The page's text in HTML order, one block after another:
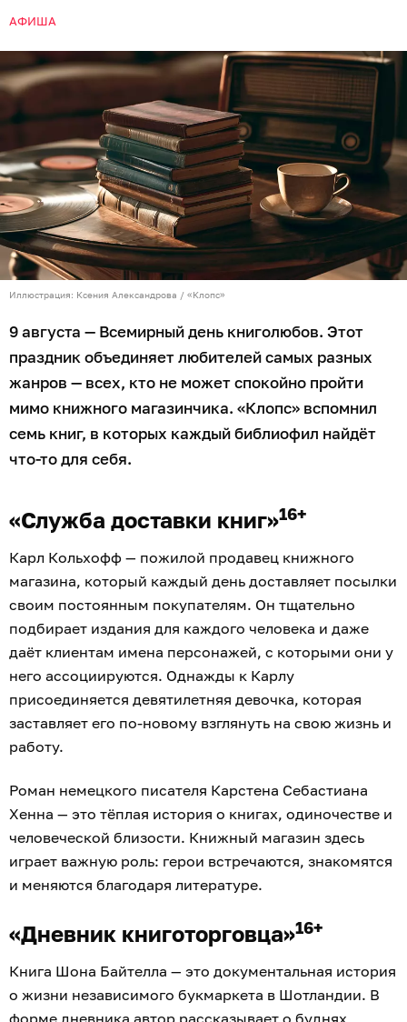
АФИША
Иллюстрация: Ксения Александрова / «Клопс»
9 августа — Всемирный день книголюбов. Этот
праздник объединяет любителей самых разных
жанров — всех, кто не может спокойно пройти
мимо книжного магазинчика. «Клопс» вспомнил
семь книг, в которых каждый библиофил найдёт
что-то для себя.
«Служба доставки книг»16+
Карл Кольхофф — пожилой продавец книжного
магазина, который каждый день доставляет посылки
своим постоянным покупателям. Он тщательно
подбирает издания для каждого человека и даже
даёт клиентам имена персонажей, с которыми они у
него ассоциируются. Однажды к Карлу
присоединяется девятилетняя девочка, которая
заставляет его по-новому взглянуть на свою жизнь и
работу.
Роман немецкого писателя Карстена Себастиана
Хенна — это тёплая история о книгах, одиночестве и
человеческой близости. Книжный магазин здесь
играет важную роль: герои встречаются, знакомятся
и меняются благодаря литературе.
«Дневник книготорговца»16+
Книга Шона Байтелла — это документальная история
о жизни независимого букмаркета в Шотландии. В